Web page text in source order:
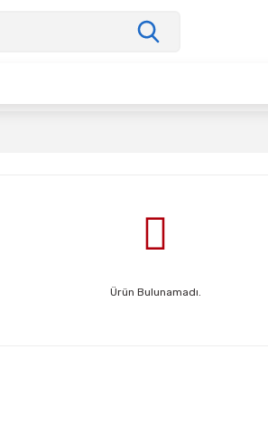
Ürün Bulunamadı.